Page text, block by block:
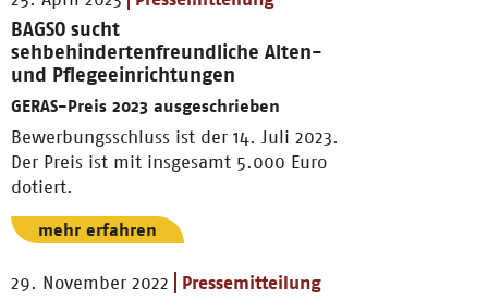
BAGSO sucht
sehbehindertenfreundliche Alten-
und Pflegeeinrichtungen
GERAS-Preis 2023 ausgeschrieben
Bewerbungsschluss ist der 14. Juli 2023.
Der Preis ist mit insgesamt 5.000 Euro
dotiert.
mehr erfahren
29. November 2022 Pressemitteilung